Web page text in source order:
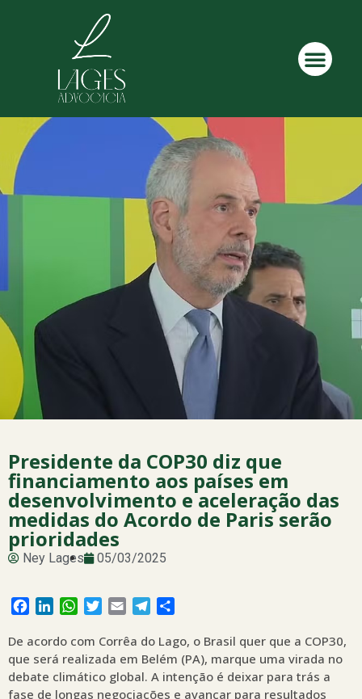
Presidente da COP30 diz que
financiamento aos países em
desenvolvimento e aceleração das
medidas do Acordo de Paris serão
prioridades
Ney Lages 05/03/2025
Facebook
LinkedInWhatsApp
Twitter
Email Telegram
De acordo com Corrêa do Lago, o Brasil quer que a COP30,
que será realizada em Belém (PA), marque uma virada no
debate climático global. A intenção é deixar para trás a
fase de longas negociações e avançar para resultados